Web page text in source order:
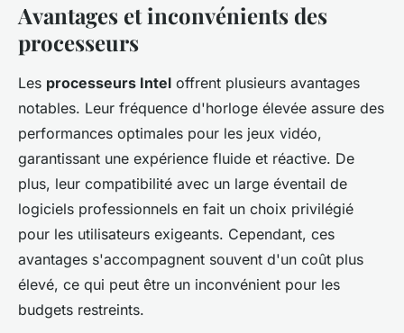
Avantages et inconvénients des
processeurs
Les processeurs Intel offrent plusieurs avantages
notables. Leur fréquence d'horloge élevée assure des
performances optimales pour les jeux vidéo,
garantissant une expérience fluide et réactive. De
plus, leur compatibilité avec un large éventail de
logiciels professionnels en fait un choix privilégié
pour les utilisateurs exigeants. Cependant, ces
avantages s'accompagnent souvent d'un coût plus
élevé, ce qui peut être un inconvénient pour les
budgets restreints.